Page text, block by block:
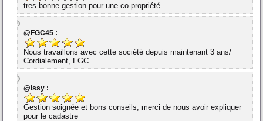
tres bonne gestion pour une co-propriété .
@FGC45 :
Nous travaillons avec cette société depuis maintenant 3 ans/
Cordialement, FGC
@Issy :
Gestion soignée et bons conseils, merci de nous avoir expliquer
pour le cadastre